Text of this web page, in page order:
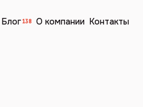
Блог 138 О компании Контакты